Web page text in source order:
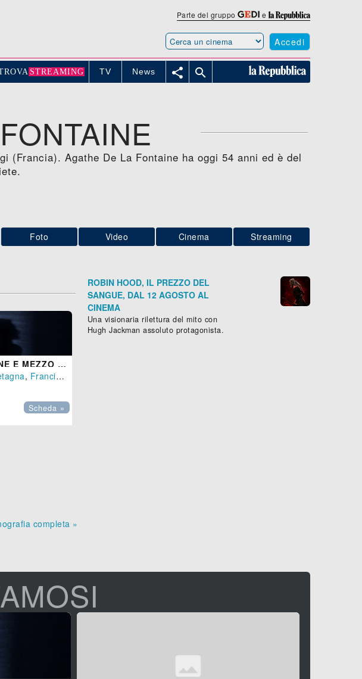
Parte del gruppo e
Accedi
A STREAMING TV News  
(Francia). Agathe De La Fontaine ha oggi 54 anni ed è del
Foto Video Cinema Streaming
1998), 103 min.
NOVE SETTIMANE E MEZZO - LA CONCLUSIONE
, Francia -
Scheda »
completa »
ROBIN HOOD, IL PREZZO DEL
SANGUE, DAL 12 AGOSTO AL
CINEMA
Una visionaria rilettura del mito con
Hugh Jackman assoluto protagonista.